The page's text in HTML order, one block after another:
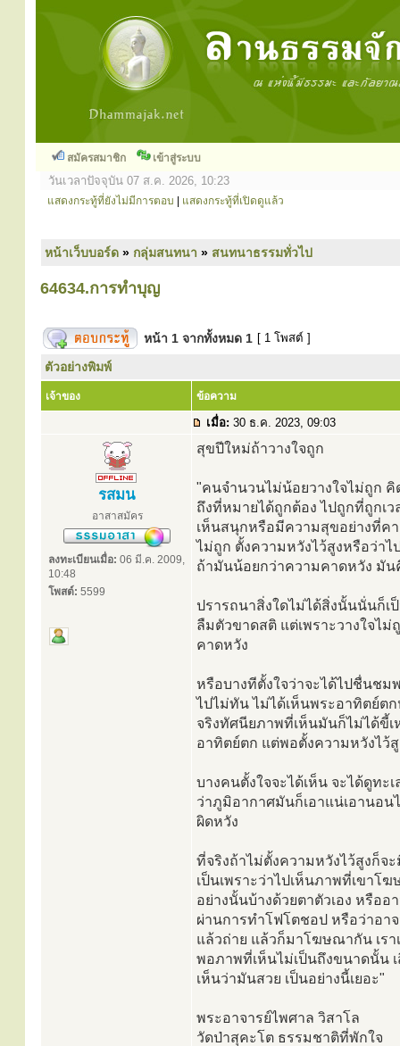
สมัครสมาชิก เข้าสู่ระบบ
วันเวลาปัจจุบัน 07 ส.ค. 2026, 10:23
แสดงกระทู้ที่ยังไม่มีการตอบ แสดงกระทู้ที่เปิดดูแล้ว
หน้าเว็บบอร์ด » กลุ่มสนทนา » สนทนาธรรมทั่วไป
64634.การทำบุญ
หน้า 1 จากทั้งหมด 1 [ 1 โพสต์ ]
ตัวอย่างพิมพ์
เจ้าของ ข้อความ
เมื่อ: 30 ธ.ค. 2023, 09:03
รสมน
อาสาสมัคร
ลงทะเบียนเมื่อ: 06 มี.ค. 2009,
10:48
โพสต์: 5599
สุขปีใหม่ถ้าวางใจถูก
"คนจำนวนไม่น้อยวางใจไม่ถูก คิ
ถึงที่หมายได้ถูกต้อง ไปถูกที่ถูกเ
เห็นสนุกหรือมีความสุขอย่างที่คา
ไม่ถูก ตั้งความหวังไว้สูงหรือว่า
ถ้ามันน้อยกว่าความคาดหวัง มั
ปรารถนาสิ่งใดไม่ได้สิ่งนั้นนั่นก็
ลืมตัวขาดสติ แต่เพราะวางใจไ
คาดหวัง
หรือบางทีตั้งใจว่าจะได้ไปชื่นช
ไปไม่ทัน ไม่ได้เห็นพระอาทิตย์ต
จริงทัศนียภาพที่เห็นมันก็ไม่ได้ขี้
อาทิตย์ตก แต่พอตั้งความหวังไว้
บางคนตั้งใจจะได้เห็น จะได้ดูทะ
ว่าภูมิอากาศมันก็เอาแน่เอานอน
ผิดหวัง
ที่จริงถ้าไม่ตั้งความหวังไว้สูงก็จ
เป็นเพราะว่าไปเห็นภาพที่เขาโ
อย่างนั้นบ้างด้วยตาตัวเอง หรือ
ผ่านการทำโฟโตชอป หรือว่าอา
แล้วถ่าย แล้วก็มาโฆษณากัน เร
พอภาพที่เห็นไม่เป็นถึงขนาดนั้น
เห็นว่ามันสวย เป็นอย่างนี้เยอะ"
พระอาจารย์ไพศาล วิสาโล
วัดป่าสุคะโต ธรรมชาติที่พักใจ